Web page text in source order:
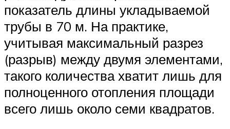
показатель длины укладываемой
трубы в 70 м. На практике,
учитывая максимальный разрез
(разрыв) между двумя элементами,
такого количества хватит лишь для
полноценного отопления площади
всего лишь около семи квадратов.